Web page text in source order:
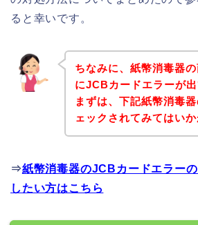
ると幸いです。
ちなみに、紙幣消毒器
にJCBカードエラーが出
まずは、下記紙幣消毒
ェックされてみてはい
⇒紙幣消毒器のJCBカードエラー
したい方はこちら